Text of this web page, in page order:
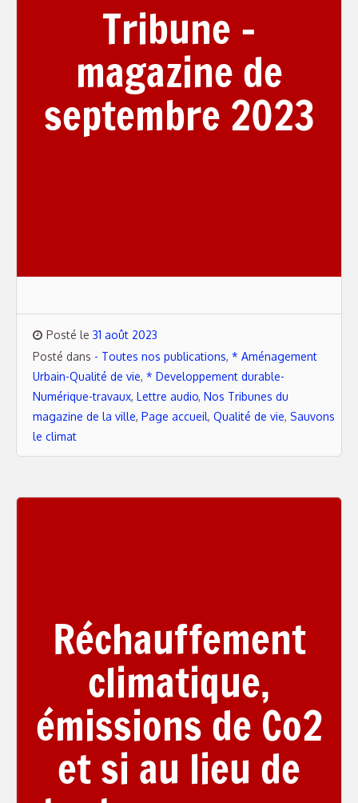
Tribune –
magazine de
septembre 2023
Posté le 31 août 2023
Posté dans - Toutes nos publications, * Aménagement
Urbain-Qualité de vie, * Developpement durable-
Numérique-travaux, Lettre audio, Nos Tribunes du
magazine de la ville, Page accueil, Qualité de vie, Sauvons
le climat
Réchauffement
climatique,
émissions de Co2
et si au lieu de